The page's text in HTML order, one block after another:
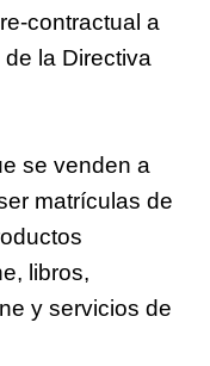
contractual a
la Directiva
se venden a
matrículas de
libros,
y servicios de